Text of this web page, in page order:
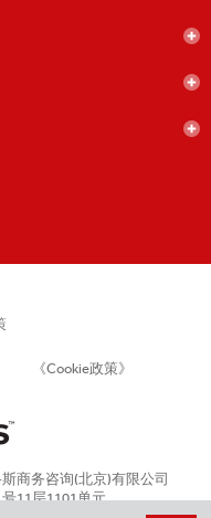
《Cookie政策》
商务咨询(北京)有限公司
11层1101单元